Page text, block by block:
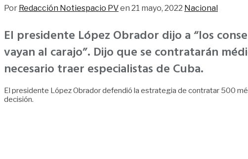
Por Redacción Notiespacio PVen 21 mayo, 2022 Nacional
El presidente López Obrador dijo a “los
vayan al carajo”. Dijo que se contratarán
necesario traer especialistas de Cuba.
El presidente López Obrador defendió la estrategia de contratar 500
decisión.